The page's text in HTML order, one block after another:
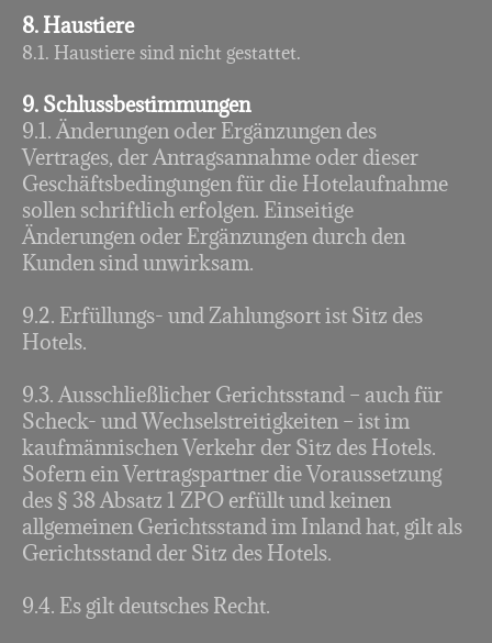
8. Haustiere
8.1. Haustiere sind nicht gestattet.
9. Schlussbestimmungen
9.1. Änderungen oder Ergänzungen des
Vertrages, der Antragsannahme oder dieser
Geschäftsbedingungen für die Hotelaufnahme
sollen schriftlich erfolgen. Einseitige
Änderungen oder Ergänzungen durch den
Kunden sind unwirksam.
9.2. Erfüllungs- und Zahlungsort ist Sitz des
Hotels.
9.3. Ausschließlicher Gerichtsstand – auch für
Scheck- und Wechselstreitigkeiten – ist im
kaufmännischen Verkehr der Sitz des Hotels.
Sofern ein Vertragspartner die Voraussetzung
des § 38 Absatz 1 ZPO erfüllt und keinen
allgemeinen Gerichtsstand im Inland hat, gilt als
Gerichtsstand der Sitz des Hotels.
9.4. Es gilt deutsches Recht.